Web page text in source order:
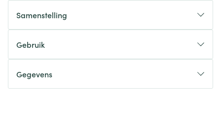
Samenstelling
Gebruik
Gegevens